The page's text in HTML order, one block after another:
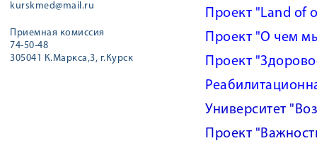
kurskmed@mail.ru
Приемная комиссия
74-50-48
305041 К.Маркса,3, г.Курск
Проект "Land of
Проект "О чем
Проект
Университет
Проект